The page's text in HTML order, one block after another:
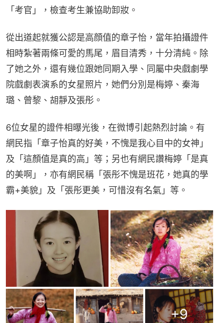
「考官」，檢查考生兼協助卸妝。
從出道起就獲公認是高顔值的章子怡，當年拍攝證件
相時紮著兩條可愛的馬尾，眉目清秀，十分清純。除
了她之外，還有幾位跟她同期入學、同屬中央戲劇學
院戲劇表演系的女星照片，她們分別是梅婷、秦海
璐、曾黎、胡靜及張彤。
6位女星的證件相曝光後，在微博引起熱烈討論。有
網民指「章子怡真的好美，不愧是我心目中的女神」
及「這顏值是真的高」等；另也有網民讚梅婷「是真
的美啊」，亦有網民稱「張彤不愧是班花，她真的學
霸+美貌」及「張彤更美，可惜沒有名氣」等。
+9